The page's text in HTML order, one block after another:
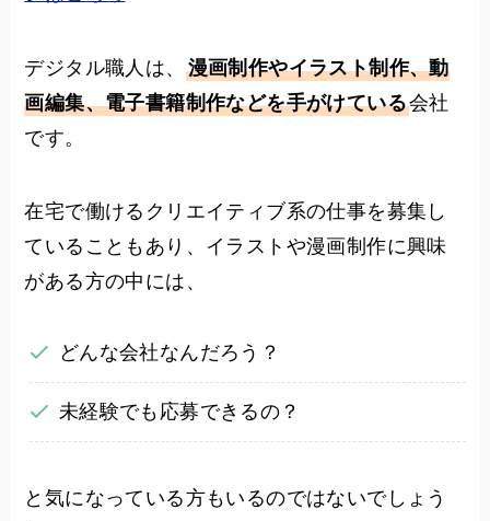
デジタル職人は、 漫画制作やイラスト制作、動
画編集、電子書籍制作などを手がけている会社
です。
在宅で働けるクリエイティブ系の仕事を募集し
ていることもあり、イラストや漫画制作に興味
がある方の中には、
どんな会社なんだろう？
未経験でも応募できるの？
と気になっている方もいるのではないでしょう